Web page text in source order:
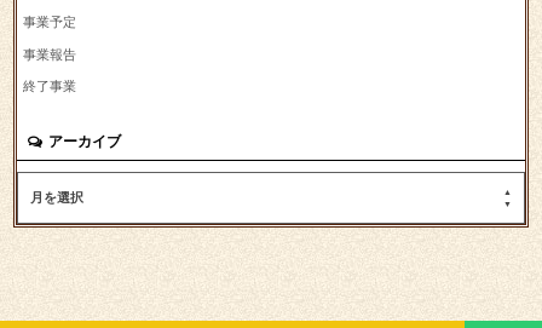
事業予定
事業報告
終了事業
アーカイブ
月を選択